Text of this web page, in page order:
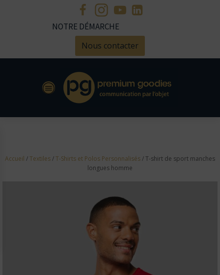
NOTRE DÉMARCHE
Nous contacter
Accueil /Textiles/T-Shirts et Polos Personnalisés/ T-shirt de sport manches
longues homme